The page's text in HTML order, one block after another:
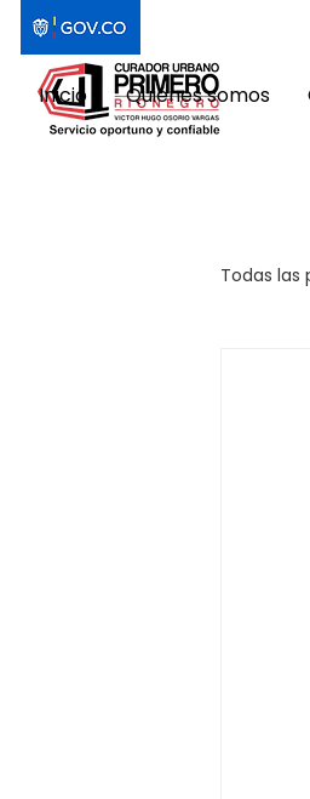
Inicio Quiénes somos
Todas las